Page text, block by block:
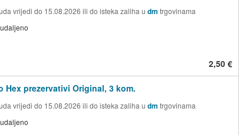
vrijedi do 15.08.2026 ili do isteka zaliha u dm trgovinama
udaljeno
2,50 €
Hex prezervativi Original, 3 kom.
vrijedi do 15.08.2026 ili do isteka zaliha u dm trgovinama
udaljeno